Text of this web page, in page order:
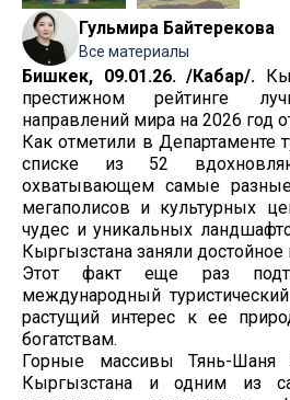
Гульмира Байтерекова
Все материалы
Бишкек, 09.01.26. /Кабар/.
престижном рейтинге
направлений мира на 2026 год
Как отметили в Департаменте
списке из 52
охватывающем самые
мегаполисов и культурных
чудес и уникальных
Кыргызстана заняли достойное
Этот факт еще раз
международный
растущий интерес к ее
богатствам.
Горные массивы Тянь-Шаня
Кыргызстана и одним из